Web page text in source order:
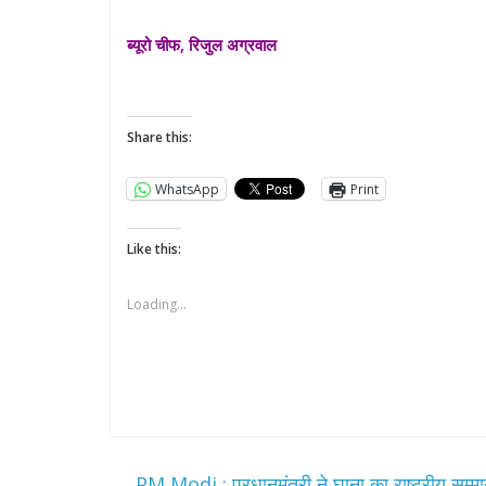
ब्यूरो चीफ, रिजुल अग्रवाल
Share this:
WhatsApp Print
Like this:
Loading...